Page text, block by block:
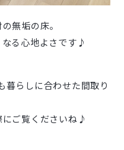
無垢の床。
る心地よさです♪
らしに合わせた間取り
にご覧くださいね♪